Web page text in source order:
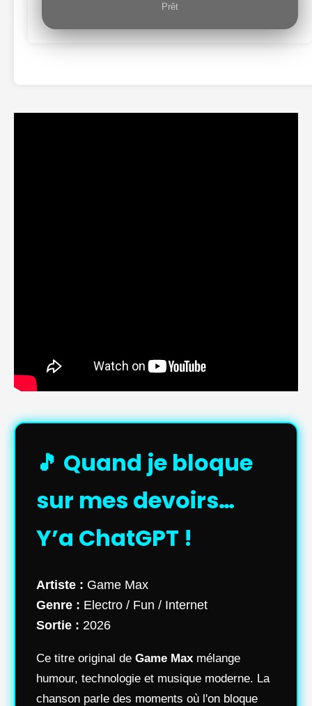
Prêt
🎵 Quand je bloque
sur mes devoirs…
Y’a ChatGPT !
Artiste : Game Max
Genre : Electro / Fun / Internet
Sortie : 2026
Ce titre original de Game Max mélange
humour, technologie et musique moderne. La
chanson parle des moments où l'on bloque